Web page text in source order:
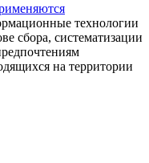
технологии
сбора, систематизации
на территории